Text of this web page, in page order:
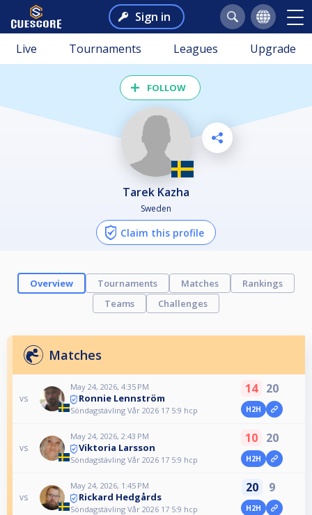
Sign in
Live Tournaments Leagues Upgrade
FOLLOW
Tarek Kazha
Sweden
Claim this profile
Overview Tournaments Matches
Rankings
Teams
Challenges
Matches
vs
May 24, 2026, 4:35 PM
Ronnie Lennström
Söndagstävling Vår 2026 17 5:9 hcp
14 20
H2H
vs
May 24, 2026, 2:43 PM
Viktoria Larsson
Söndagstävling Vår 2026 17 5:9 hcp
10 20
H2H
vs
May 24, 2026, 1:45 PM
Rickard Hedgårds
Söndagstävling Vår 2026 17 5:9 hcp
20 9
H2H